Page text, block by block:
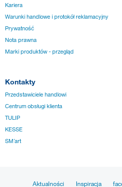
Kariera
Warunki handlowe i protokół reklamacyjny
Prywatność
Nota prawna
Marki produktów - przegląd
Kontakty
Przedstawiciele handlowi
Centrum obsługi klienta
TULIP
KESSE
SM´art
Aktualności Inspiracja